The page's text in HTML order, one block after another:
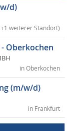
d)
weiterer Standort)
Oberkochen
in Oberkochen
(m/w/d)
in Frankfurt